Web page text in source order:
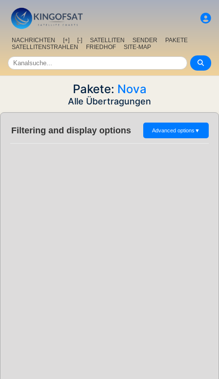
NACHRICHTEN [+] [-] SATELLITEN SENDER
PAKETE
SATELLITENSTRAHLEN
FRIEDHOF SITE-MAP
Pakete: Nova
Alle Übertragungen
Filtering and display options Advanced options ▼